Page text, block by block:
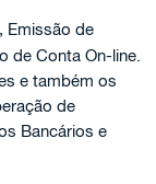
Emissão de
de Conta On-line.
e também os
de
Bancários e